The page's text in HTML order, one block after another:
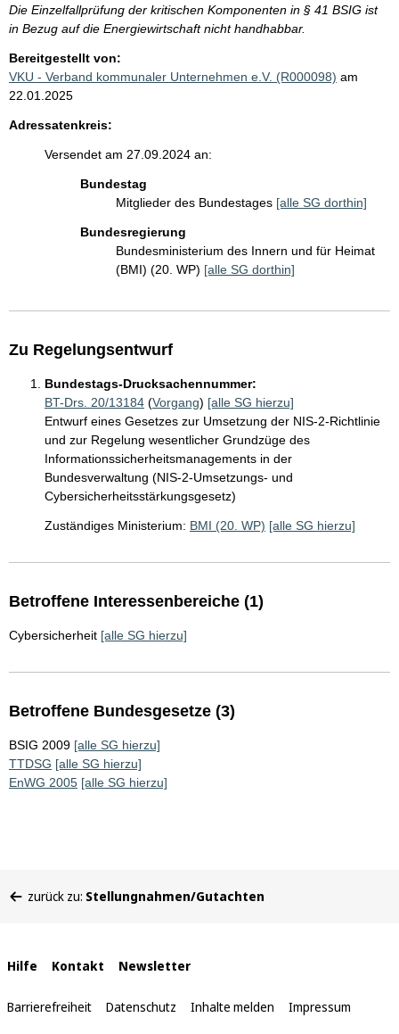
Die Einzelfallprüfung der kritischen Komponenten in § 41 BSIG ist
in Bezug auf die Energiewirtschaft nicht handhabbar.
Bereitgestellt von:
VKU - Verband kommunaler Unternehmen e.V. (R000098) am
22.01.2025
Adressatenkreis:
Versendet am 27.09.2024 an:
Bundestag
Mitglieder des Bundestages [alle SG dorthin]
Bundesregierung
Bundesministerium des Innern und für Heimat
(BMI) (20. WP) [alle SG dorthin]
Zu Regelungsentwurf
Bundestags-Drucksachennummer:
BT-Drs. 20/13184 (Vorgang) [alle SG hierzu]
Entwurf eines Gesetzes zur Umsetzung der NIS-2-Richtlinie
und zur Regelung wesentlicher Grundzüge des
Informationssicherheitsmanagements in der
Bundesverwaltung (NIS-2-Umsetzungs- und
Cybersicherheitsstärkungsgesetz)
Zuständiges Ministerium: BMI (20. WP) [alle SG hierzu]
Betroffene Interessenbereiche (1)
Cybersicherheit [alle SG hierzu]
Betroffene Bundesgesetze (3)
BSIG 2009 [alle SG hierzu]
TTDSG [alle SG hierzu]
EnWG 2005 [alle SG hierzu]
befinden
zurück zu: Stellungnahmen/Gutachten
Interne
Links
Hilfe Kontakt Newsletter
Barrierefreiheit Datenschutz Inhalte melden Impressum